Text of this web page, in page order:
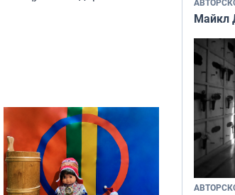
Майкл